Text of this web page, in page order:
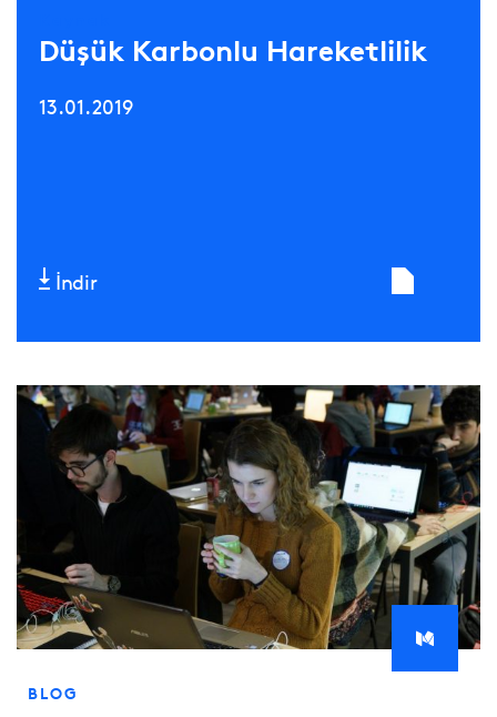
Düşük Karbonlu Hareketlilik
13.01.2019
İndir
BLOG